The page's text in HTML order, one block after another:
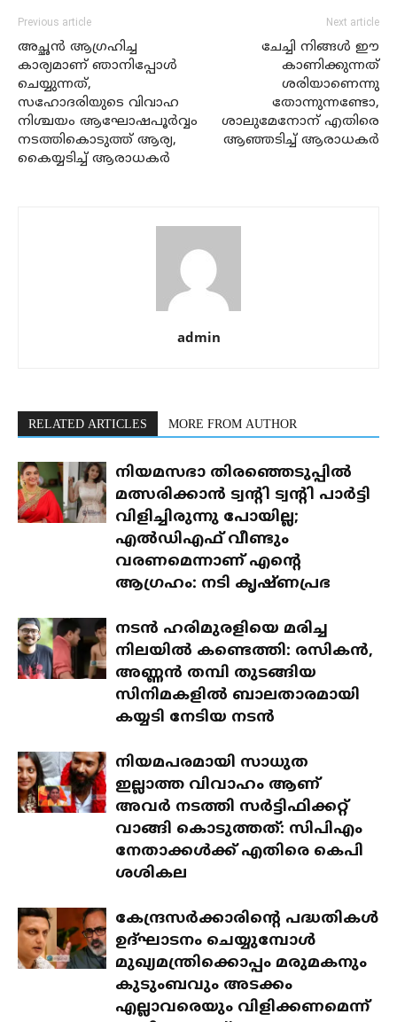
Previous article
അച്ഛൻ ആഗ്രഹിച്ച
കാര്യമാണ് ഞാനിപ്പോൾ
ചെയ്യുന്നത്,
സഹോദരിയുടെ വിവാഹ
നിശ്ചയം ആഘോഷപൂർവ്വം
നടത്തികൊടുത്ത് ആര്യ,
കൈയ്യടിച്ച് ആരാധകർ
Next article
ചേച്ചി നിങ്ങൾ ഈ
കാണിക്കുന്നത്
ശരിയാണെന്നു
തോന്നുന്നണ്ടോ,
ശാലുമേനോന് എതിരെ
ആഞ്ഞടിച്ച് ആരാധകർ
admin
RELATED ARTICLES MORE FROM AUTHOR
നിയമസഭാ തിരഞ്ഞെടുപ്പിൽ
മത്സരിക്കാൻ ട്വന്റി ട്വന്റി പാർട്ടി
വിളിച്ചിരുന്നു പോയില്ല;
എൽഡിഎഫ് വീണ്ടും
വരണമെന്നാണ് എന്റെ
ആഗ്രഹം: നടി കൃഷ്ണപ്രഭ
നടൻ ഹരിമുരളിയെ മരിച്ച
നിലയിൽ കണ്ടെത്തി: രസികൻ,
അണ്ണൻ തമ്പി തുടങ്ങിയ
സിനിമകളിൽ ബാലതാരമായി
കയ്യടി നേടിയ നടൻ
നിയമപരമായി സാധുത
ഇല്ലാത്ത വിവാഹം ആണ്
അവർ നടത്തി സർട്ടിഫിക്കറ്റ്
വാങ്ങി കൊടുത്തത്: സിപിഎം
നേതാക്കൾക്ക് എതിരെ കെപി
ശശികല
കേന്ദ്രസർക്കാരിന്റെ പദ്ധതികൾ
ഉദ്ഘാടനം ചെയ്യുമ്പോൾ
മുഖ്യമന്ത്രിക്കൊപ്പം മരുമകനും
കുടുംബവും അടക്കം
എല്ലാവരെയും വിളിക്കണമെന്ന്